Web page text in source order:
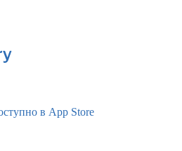
в App Store